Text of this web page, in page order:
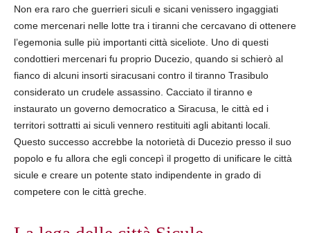
Non era raro che guerrieri siculi e sicani venissero ingaggiati
come mercenari nelle lotte tra i tiranni che cercavano di ottenere
l’egemonia sulle più importanti città siceliote. Uno di questi
condottieri mercenari fu proprio Ducezio, quando si schierò al
fianco di alcuni insorti siracusani contro il tiranno Trasibulo
considerato un crudele assassino. Cacciato il tiranno e
instaurato un governo democratico a Siracusa, le città ed i
territori sottratti ai siculi vennero restituiti agli abitanti locali.
Questo successo accrebbe la notorietà di Ducezio presso il suo
popolo e fu allora che egli concepì il progetto di unificare le città
sicule e creare un potente stato indipendente in grado di
competere con le città greche.